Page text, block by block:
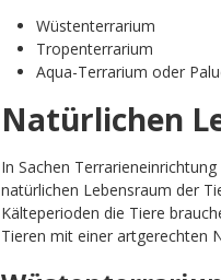
Wüstenterrarium
Tropenterrarium
Aqua-Terrarium oder
Natürlichen
In Sachen
natürlichen Lebensraum der
Kälteperioden die Tiere
Tieren mit einer artgerechten